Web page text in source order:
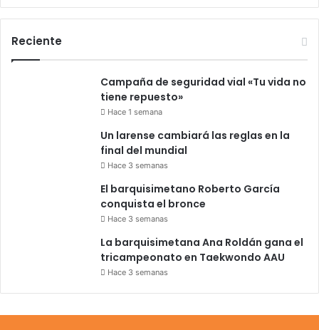
Reciente
Campaña de seguridad vial «Tu vida no
tiene repuesto»
Hace 1 semana
Un larense cambiará las reglas en la
final del mundial
Hace 3 semanas
El barquisimetano Roberto García
conquista el bronce
Hace 3 semanas
La barquisimetana Ana Roldán gana el
tricampeonato en Taekwondo AAU
Hace 3 semanas